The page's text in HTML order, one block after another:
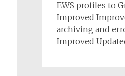
EWS profiles to
Improved
archiving and
Improved